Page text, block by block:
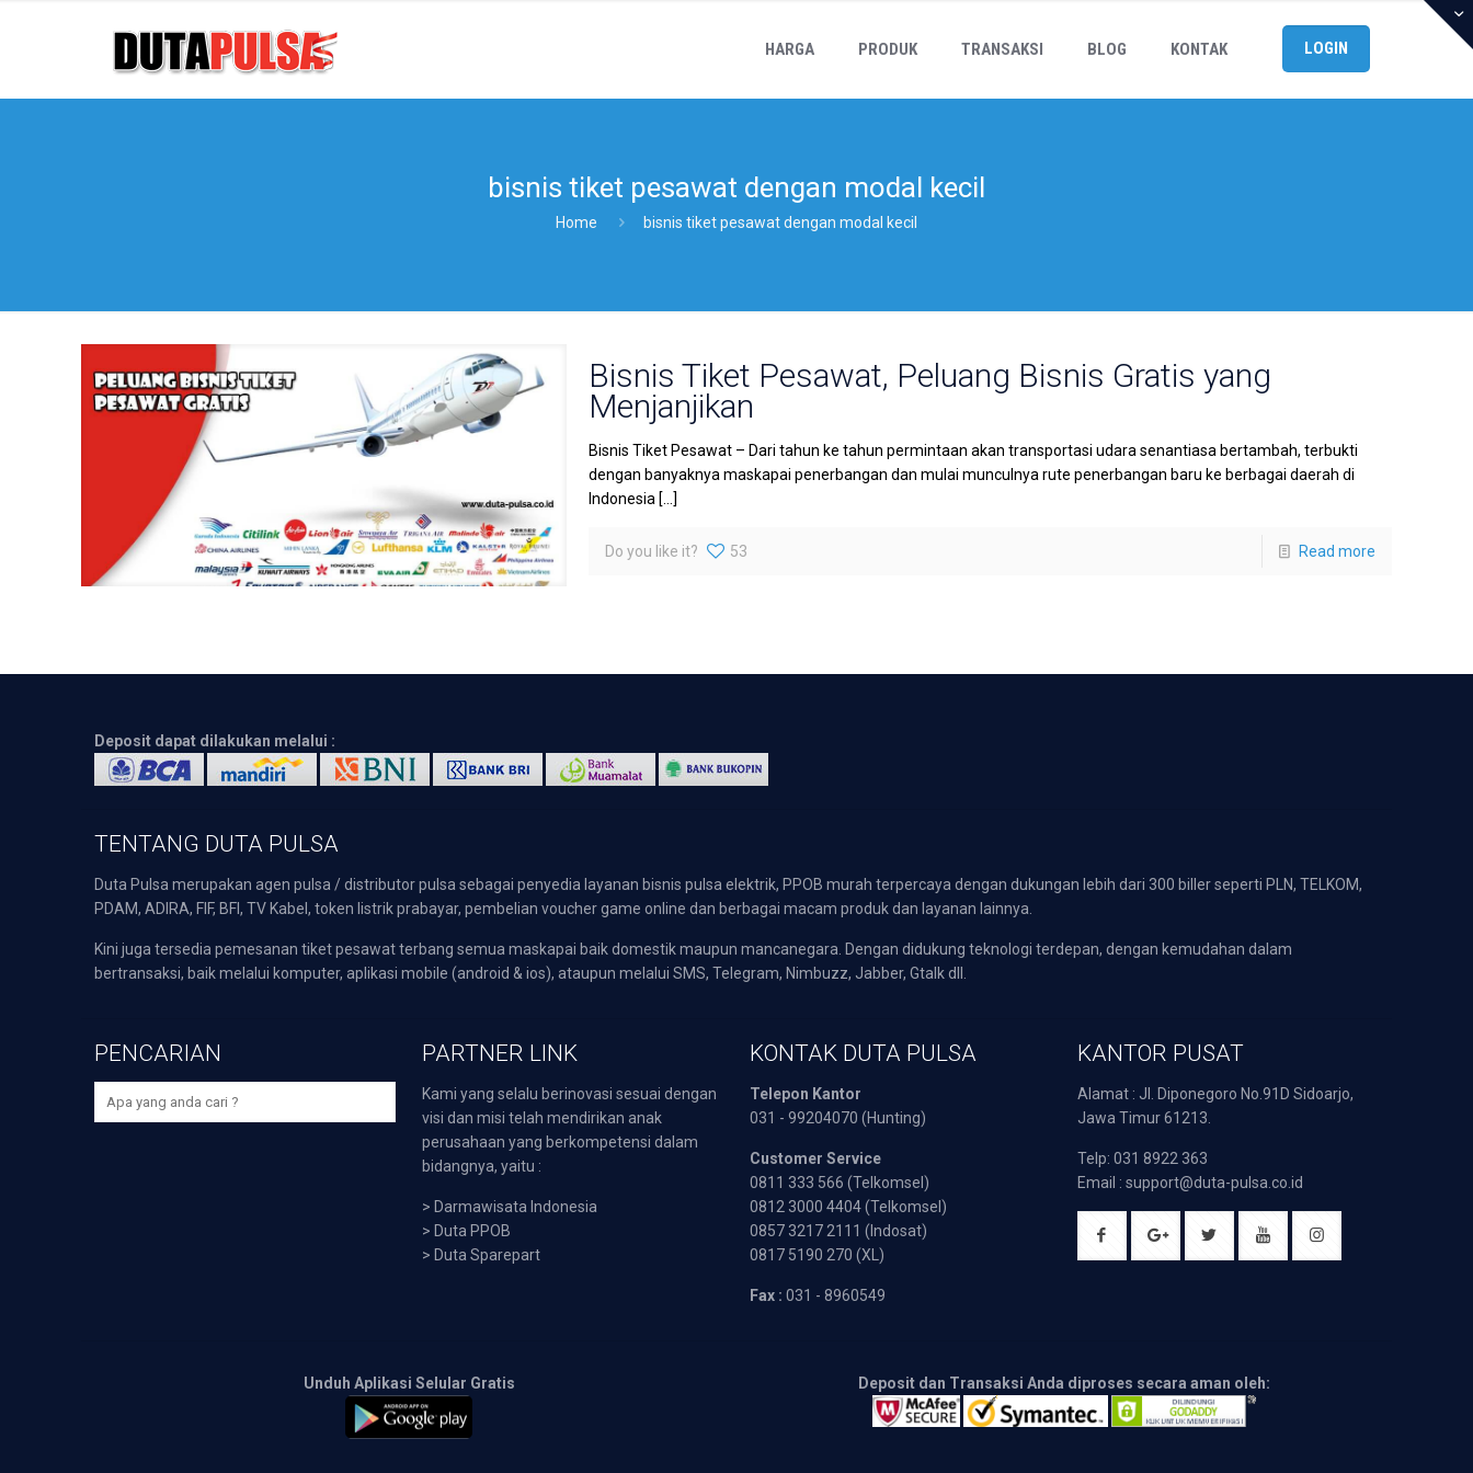
HARGA PRODUK TRANSAKSI BLOG KONTAK LOGIN
bisnis tiket pesawat dengan modal kecil
Home bisnis tiket pesawat dengan modal kecil
Bisnis Tiket Pesawat, Peluang Bisnis Gratis yang
Menjanjikan
Bisnis Tiket Pesawat – Dari tahun ke tahun permintaan akan transportasi udara senantiasa bertambah, terbukti
dengan banyaknya maskapai penerbangan dan mulai munculnya rute penerbangan baru ke berbagai daerah di
Indonesia […]
Do you like it? 53 Read more
Deposit dapat dilakukan melalui :
TENTANG DUTA PULSA
Duta Pulsa merupakan agen pulsa / distributor pulsa sebagai penyedia layanan bisnis pulsa elektrik, PPOB murah terpercaya dengan dukungan lebih dari 300 biller seperti PLN, TELKOM,
PDAM, ADIRA, FIF, BFI, TV Kabel, token listrik prabayar, pembelian voucher game online dan berbagai macam produk dan layanan lainnya.
Kini juga tersedia pemesanan tiket pesawat terbang semua maskapai baik domestik maupun mancanegara. Dengan didukung teknologi terdepan, dengan kemudahan dalam
bertransaksi, baik melalui komputer, aplikasi mobile (android & ios), ataupun melalui SMS, Telegram, Nimbuzz, Jabber, Gtalk dll.
PENCARIAN PARTNER LINK
Kami yang selalu berinovasi sesuai dengan
visi dan misi telah mendirikan anak
perusahaan yang berkompetensi dalam
bidangnya, yaitu :
> Darmawisata Indonesia
> Duta PPOB
> Duta Sparepart
KONTAK DUTA PULSA
Telepon Kantor
031 - 99204070 (Hunting)
Customer Service
0811 333 566 (Telkomsel)
0812 3000 4404 (Telkomsel)
0857 3217 2111 (Indosat)
0817 5190 270 (XL)
Fax : 031 - 8960549
KANTOR PUSAT
Alamat : Jl. Diponegoro No.91D Sidoarjo,
Jawa Timur 61213.
Telp: 031 8922 363
Email : support@duta-pulsa.co.id
Unduh Aplikasi Selular Gratis Deposit dan Transaksi Anda diproses secara aman oleh: